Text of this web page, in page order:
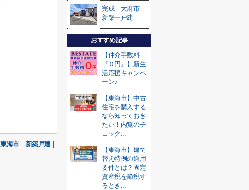
東海市 新築戸建｜
完成 大府市
新築一戸建
おすすめ記事
【仲介手数料
『０円』】新生
活応援キャンペ
ーン♪
【東海市】中古
住宅を購入する
なら知っておき
たい！内覧のチ
ェック...
【東海市】建て
替え特例の適用
要件とは？固定
資産税を節税す
るとき...